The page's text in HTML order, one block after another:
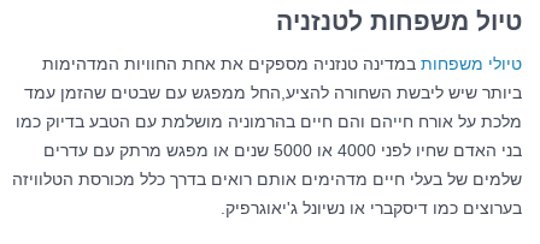
טיול משפחות לטנזניה
טיולי משפחות במדינה טנזניה מספקים את אחת החוויות המדהימות
ביותר שיש ליבשת השחורה להציע,החל ממפגש עם שבטים שהזמן עמד
מלכת על אורח חייהם והם חיים בהרמוניה מושלמת עם הטבע בדיוק כמו
בני האדם שחיו לפני 4000 או 5000 שנים או מפגש מרתק עם עדרים
שלמים של בעלי חיים מדהימים אותם רואים בדרך כלל מכורסת הטלוויזה
בערוצים כמו דיסקברי או נשיונל ג'יאוגרפיק.